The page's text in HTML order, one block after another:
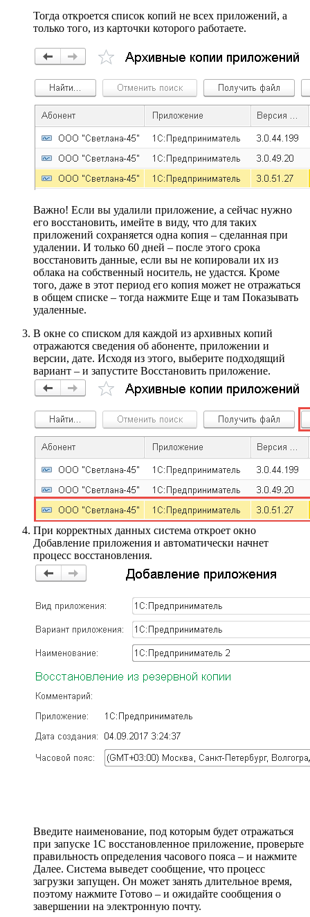
Тогда откроется список копий не всех приложений, а
только того, из карточки которого работаете.
Важно! Если вы удалили приложение, а сейчас нужно
его восстановить, имейте в виду, что для таких
приложений сохраняется одна копия – сделанная при
удалении. И только 60 дней – после этого срока
восстановить данные, если вы не копировали их из
облака на собственный носитель, не удастся. Кроме
того, даже в этот период его копия может не отражаться
в общем списке – тогда нажмите Еще и там Показывать
удаленные.
В окне со списком для каждой из архивных копий
отражаются сведения об абоненте, приложении и
версии, дате. Исходя из этого, выберите подходящий
вариант – и запустите Восстановить приложение.
При корректных данных система откроет окно
Добавление приложения и автоматически начнет
процесс восстановления.
Введите наименование, под которым будет отражаться
при запуске 1С восстановленное приложение, проверьте
правильность определения часового пояса – и нажмите
Далее. Система выведет сообщение, что процесс
загрузки запущен. Он может занять длительное время,
поэтому нажмите Готово – и ожидайте сообщения о
завершении на электронную почту.